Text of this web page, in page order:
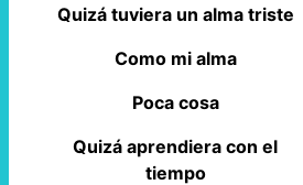
Quizá tuviera un alma triste
Como mi alma
Poca cosa
Quizá aprendiera con el
tiempo